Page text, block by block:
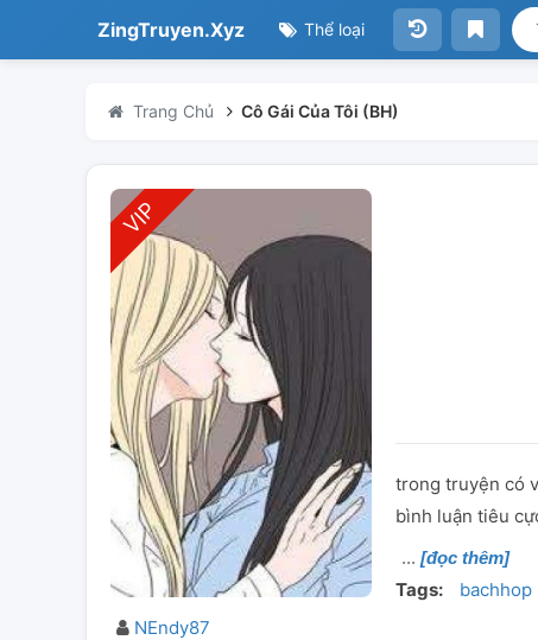
ZingTruyen.Xyz Thể loại
Trang Chủ Cô Gái Của Tôi (BH)
NEndy87
trong truyện có
bình luận tiêu
[đọc thêm]
Tags: bachhop